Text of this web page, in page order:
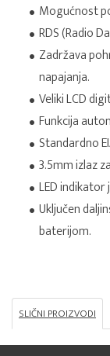
Mogućnost
RDS (Radio
Zadržava
napajanja.
Veliki LCD
Funkcija
Standardno
3.5mm izlaz
LED indikator
Uključen
baterijom.
SLIČNI PROIZVODI